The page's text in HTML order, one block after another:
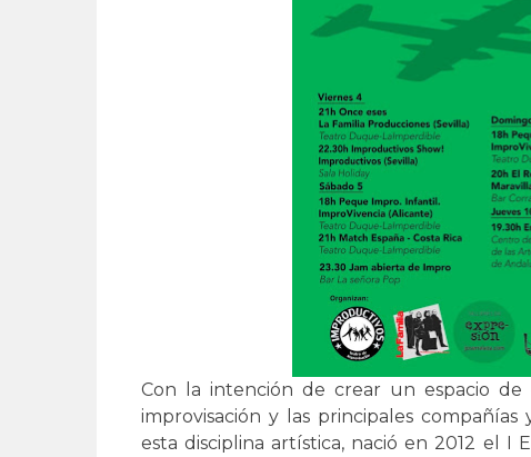
Con la intención de crear un espacio
improvisación y las principales
esta disciplina artística, nació en 2012 el I